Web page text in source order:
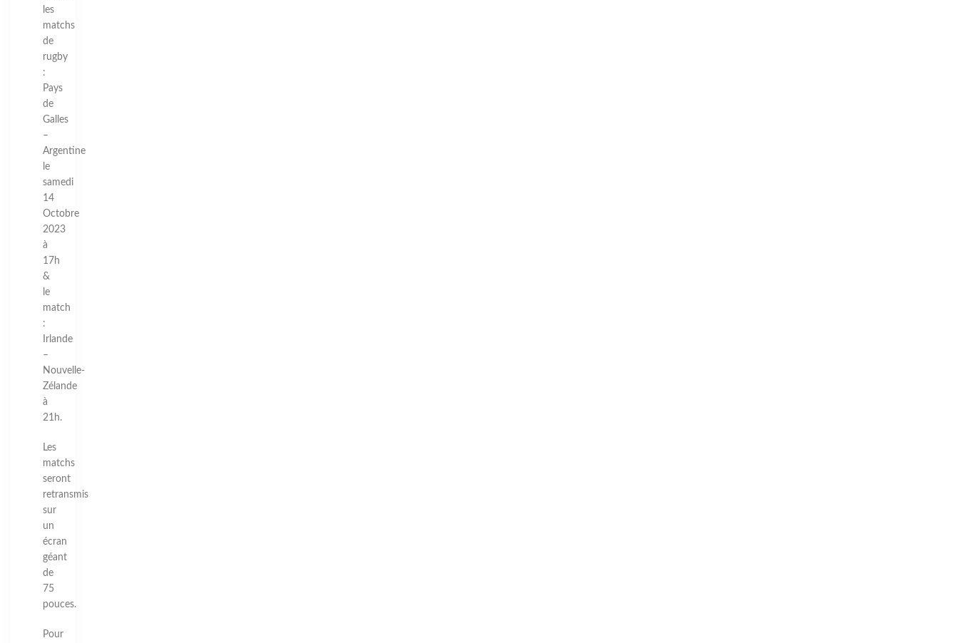
les
matchs
de
rugby
:
Pays
de
Galles
–
Argentine
le
samedi
14
Octobre
2023
à
17h
&
le
match
:
Irlande
–
Nouvelle-
Zélande
à
21h.
Les
matchs
seront
retransmis
sur
un
écran
géant
de
75
pouces.
Pour